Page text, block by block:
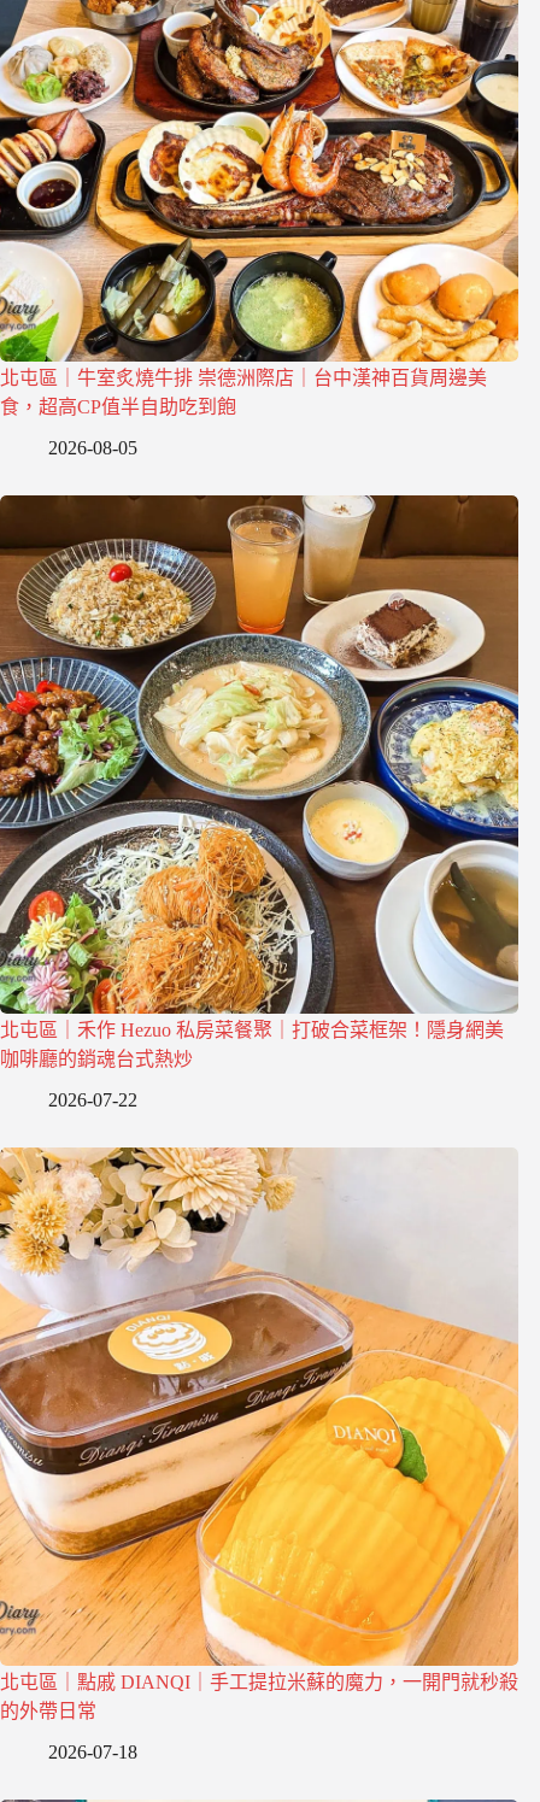
北屯區｜牛室炙燒牛排 崇德洲際店｜台中漢神百貨周邊美
食，超高CP值半自助吃到飽
2026-08-05
北屯區｜禾作 Hezuo 私房菜餐聚｜打破合菜框架！隱身網美
咖啡廳的銷魂台式熱炒
2026-07-22
北屯區｜點戚 DIANQI｜手工提拉米蘇的魔力，一開門就秒殺
的外帶日常
2026-07-18